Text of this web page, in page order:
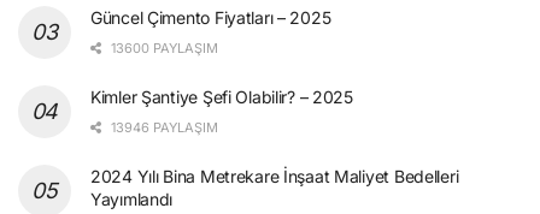
Güncel Çimento Fiyatları – 2025
13600 PAYLAŞIM
Kimler Şantiye Şefi Olabilir? – 2025
13946 PAYLAŞIM
2024 Yılı Bina Metrekare İnşaat Maliyet Bedelleri
Yayımlandı